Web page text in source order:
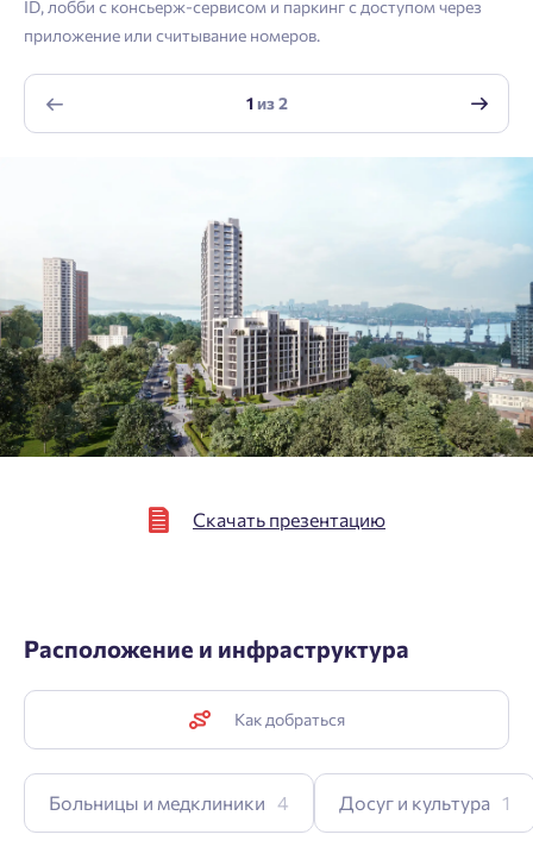
Отправить
Скачать презентацию
ID, лобби с консьерж-сервисом и паркинг с доступом через
приложение или считывание номеров.
1из2
Расположение и инфраструктура
Как добраться
Больницы и медклиники 4 Досуг и культура 1